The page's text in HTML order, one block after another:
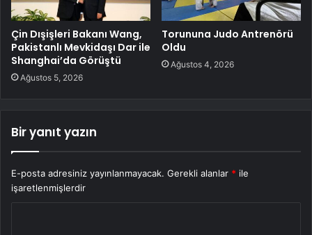
Çin Dışişleri Bakanı Wang,
Pakistanlı Mevkidaşı Dar ile
Shanghai’da Görüştü
Ağustos 5, 2026
Torununa Judo Antrenörü
Oldu
Ağustos 4, 2026
Bir yanıt yazın
E-posta adresiniz yayınlanmayacak. Gerekli alanlar * ile
işaretlenmişlerdir